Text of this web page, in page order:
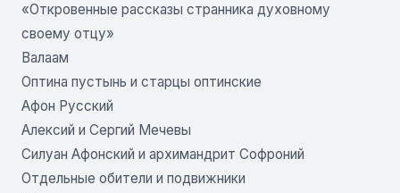
«Откровенные рассказы странника духовному
своему отцу»
Валаам
Оптина пустынь и старцы оптинские
Афон Русский
Алексий и Сергий Мечевы
Силуан Афонский и архимандрит Софроний
Отдельные обители и подвижники